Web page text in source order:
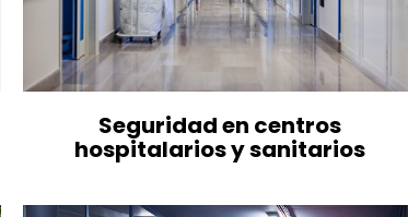
Seguridad en centros
hospitalarios y sanitarios